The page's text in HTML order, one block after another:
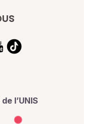
l’UNIS